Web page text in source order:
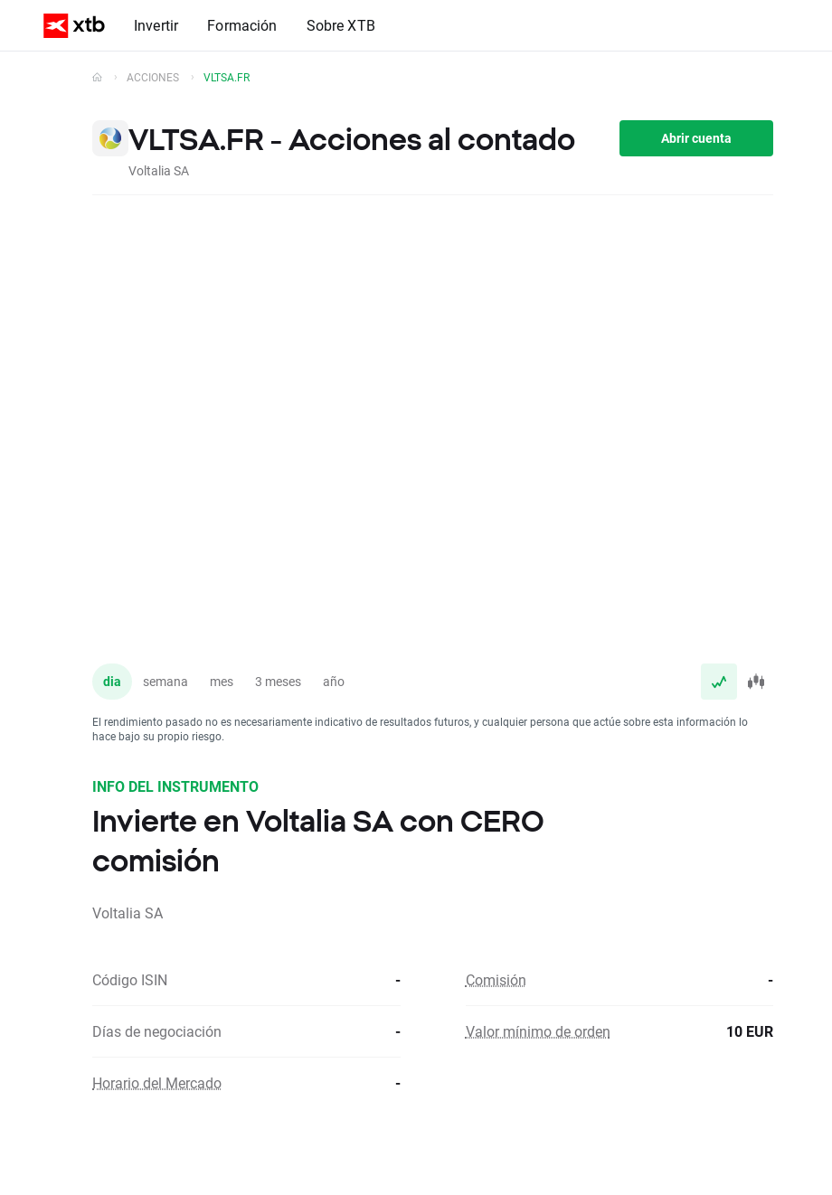
Invertir Formación Sobre XTB
ACCIONES VLTSA.FR
VLTSA.FR - Acciones al contado
Voltalia SA
Abrir cuenta
dia semana mes 3 meses año
El rendimiento pasado no es necesariamente indicativo de resultados futuros, y cualquier persona que actúe sobre esta información lo
hace bajo su propio riesgo.
INFO DEL INSTRUMENTO
Invierte en Voltalia SA con CERO
comisión
Voltalia SA
Código ISIN - Comisión -
Días de negociación - Valor mínimo de orden 10 EUR
Horario del Mercado -